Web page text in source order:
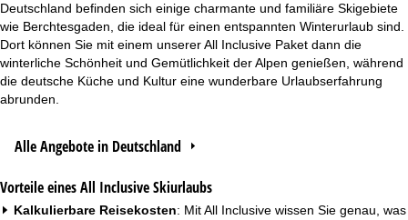
Deutschland befinden sich einige charmante und familiäre Skigebiete
wie Berchtesgaden, die ideal für einen entspannten Winterurlaub sind.
Dort können Sie mit einem unserer All Inclusive Paket dann die
winterliche Schönheit und Gemütlichkeit der Alpen genießen, während
die deutsche Küche und Kultur eine wunderbare Urlaubserfahrung
abrunden.
Alle Angebote in Deutschland
Vorteile eines All Inclusive Skiurlaubs
Kalkulierbare Reisekosten: Mit All Inclusive wissen Sie genau, was